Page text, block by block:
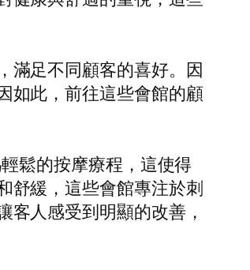
滿足不同顧客的喜好。因
如此，前往這些會館的顧
鬆的按摩療程，這使得
舒緩，這些會館專注於刺
人感受到明顯的改善，